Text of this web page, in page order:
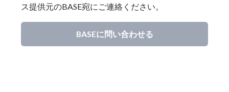
ス提供元のBASE宛にご連絡ください。
BASEに問い合わせる